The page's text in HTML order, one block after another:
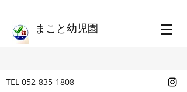
​まこと幼児園
TEL 052-835-1808